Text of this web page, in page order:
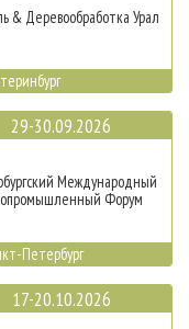
& Деревообработка Урал
29-30.09.2026
Международный
Форум
Петербург
17-20.10.2026